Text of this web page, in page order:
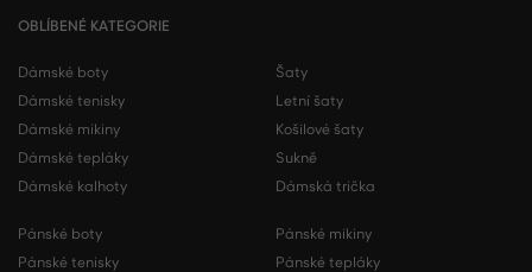
OBLÍBENÉ KATEGORIE
Dámské boty
Dámské tenisky
Dámské mikiny
Dámské tepláky
Dámské kalhoty
Šaty
Letní šaty
Košilové šaty
Sukně
Dámská trička
Pánské boty
Pánské tenisky
Pánské mikiny
Pánské tepláky